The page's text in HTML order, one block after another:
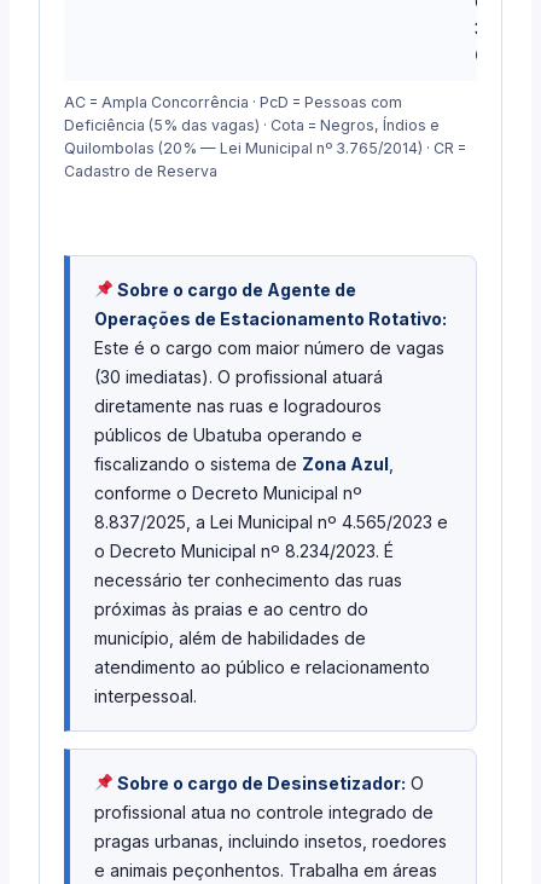
30 +
CR
AC = Ampla Concorrência · PcD = Pessoas com
Deficiência (5% das vagas) · Cota = Negros, Índios e
Quilombolas (20% — Lei Municipal nº 3.765/2014) · CR =
Cadastro de Reserva
Sobre o cargo de Agente de
Operações de Estacionamento Rotativo:
Este é o cargo com maior número de vagas
(30 imediatas). O profissional atuará
diretamente nas ruas e logradouros
públicos de Ubatuba operando e
fiscalizando o sistema de Zona Azul
conforme o Decreto Municipal nº
8.837/2025, a Lei Municipal nº 4.565/2023 e
o Decreto Municipal nº 8.234/2023. É
necessário ter conhecimento das ruas
próximas às praias e ao centro do
município, além de habilidades de
atendimento ao público e relacionamento
interpessoal.
Sobre o cargo de Desinsetizador: O
profissional atua no controle integrado de
pragas urbanas, incluindo insetos, roedores
e animais peçonhentos. Trabalha em áreas